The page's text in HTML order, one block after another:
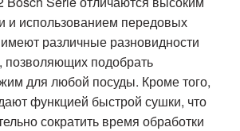
и использованием передовых
различные разновидности
позволяющих подобрать
для любой посуды. Кроме того,
функцией быстрой сушки, что
сократить время обработки